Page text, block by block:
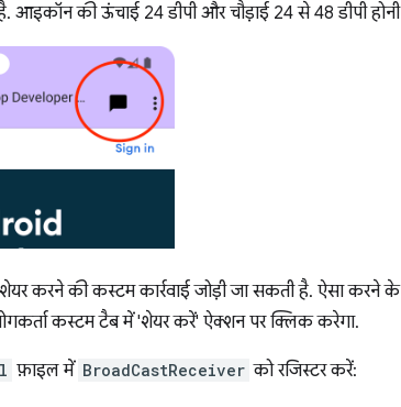
की ऊंचाई 24 डीपी और चौड़ाई 24 से 48 डीपी होनी
करने की कस्टम कार्रवाई जोड़ी जा सकती है. ऐसा करने
कस्टम टैब में 'शेयर करें' ऐक्शन पर क्लिक करेगा.
फ़ाइल में BroadCastReceiver को रजिस्टर करें: